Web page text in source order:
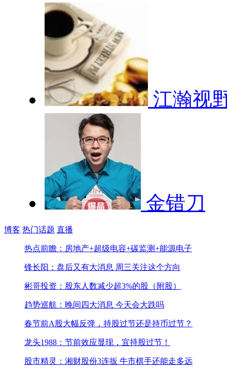
江瀚视
金错刀
博客 热门话题 直播
热点前瞻：房地产+超级电容+碳监测+能源电子
锋长阳：盘后又有大消息 周三关注这个方向
彬哥投资：股东人数减少超3%的股（附股）
趋势巡航：晚间四大消息 今天会大跌吗
春节前A股大幅反弹，持股过节还是持币过节？
龙头1988：节前效应显现，宜持股过节！
股市精灵：湘财股份3连扳 牛市棋手还能走多远